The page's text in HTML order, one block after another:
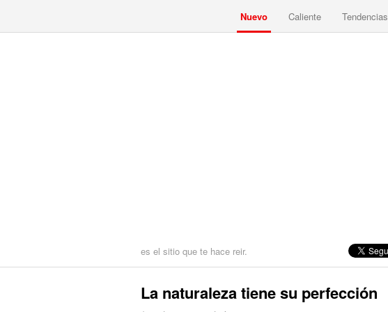
Nuevo Caliente Tendencias
es el sitio que te hace reir.
La naturaleza tiene su perfección